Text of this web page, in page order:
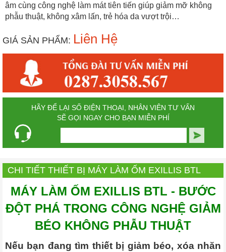
âm cùng công nghệ làm mát tiên tiến giúp giảm mỡ không
phẫu thuật, không xâm lấn, trẻ hóa da vượt trội…
GIÁ SẢN PHẨM: Liên Hệ
HÃY ĐỂ LẠI SỐ ĐIỆN THOẠI, NHÂN VIÊN TƯ VẤN
SẼ GỌI NGAY CHO BẠN MIỄN PHÍ
CHI TIẾT THIẾT BỊ MÁY LÀM ỐM EXILLIS BTL
MÁY LÀM ỐM EXILLIS BTL - BƯỚC
ĐỘT PHÁ TRONG CÔNG NGHỆ GIẢM
BÉO KHÔNG PHẪU THUẬT
Nếu bạn đang tìm thiết bị giảm béo, xóa nhăn